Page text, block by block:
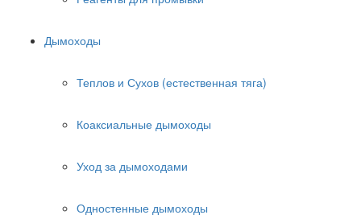
Дымоходы
Теплов и Сухов (естественная тяга)
Коаксиальные дымоходы
Уход за дымоходами
Одностенные дымоходы